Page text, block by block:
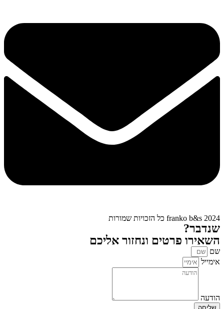
franko b&s 2024 כל הזכויות שמורות
שנדבר?
השאירו פרטים ונחזור אליכם
שם
אימייל
הודעה